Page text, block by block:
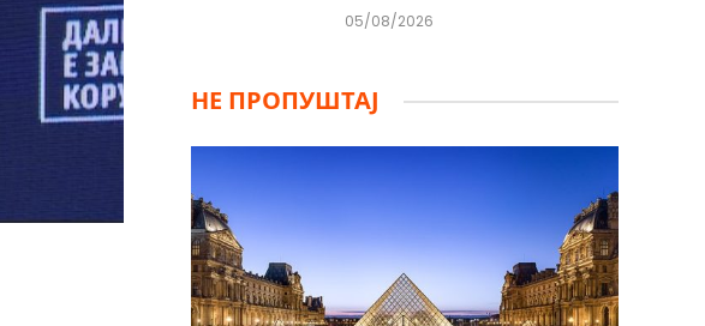
05/08/2026
НЕ ПРОПУШТАЈ